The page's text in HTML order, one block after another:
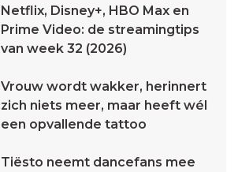
Netflix, Disney+, HBO Max en
Prime Video: de streamingtips
van week 32 (2026)
Vrouw wordt wakker, herinnert
zich niets meer, maar heeft wél
een opvallende tattoo
Tiësto neemt dancefans mee